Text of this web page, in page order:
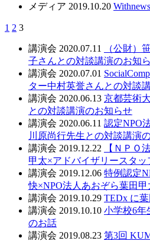
メディア 2019.10.20
1 2 3
講演会 2020.07.11
（公財）
子さんとの対談講演のお知
講演会 2020.07.01
ター中村英誉さんとの対談
講演会 2020.06.13 京都芸術
との対談講演のお知らせ
講演会 2020.06.11 認定NPO
川原尚行先生との対談講演
講演会 2019.12.22
【ＮＰＯ
甲太×アドバイザリースタッ
講演会 2019.12.06 特例認定
快×NPO法人あおぞら葉田甲
講演会 2019.10.29 TEDx に
講演会 2019.10.10 小学校6年
のお話
講演会 2019.08.23 第3回